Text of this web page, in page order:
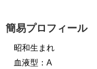
簡易プロフィール
昭和生まれ
血液型：A